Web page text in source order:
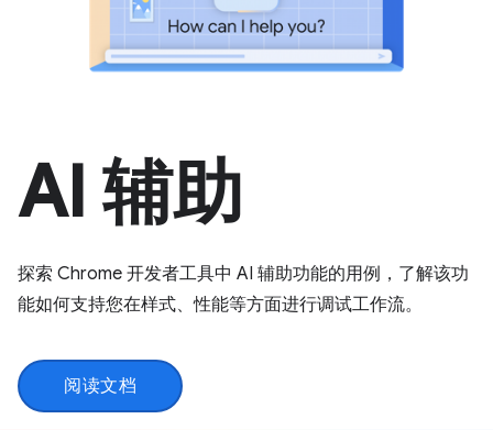
AI 辅助
探索 Chrome 开发者工具中 AI 辅助功能的用例，了解该功
能如何支持您在样式、性能等方面进行调试工作流。
阅读文档